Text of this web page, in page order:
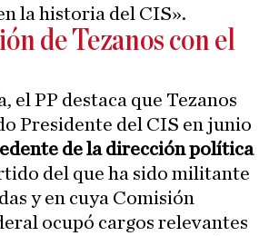
la historia del CIS».
de Tezanos con el
el PP destaca que Tezanos
Presidente del CIS en junio
de la dirección política
del que ha sido militante
y en cuya Comisión
ocupó cargos relevantes